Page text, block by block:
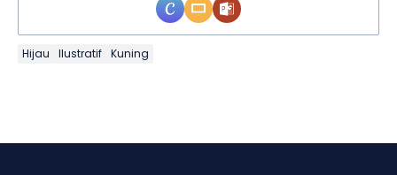
Hijau Ilustratif Kuning